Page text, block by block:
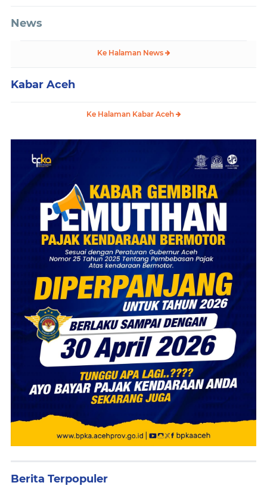
News
Ke Halaman News
Kabar Aceh
Ke Halaman Kabar Aceh
Berita Terpopuler